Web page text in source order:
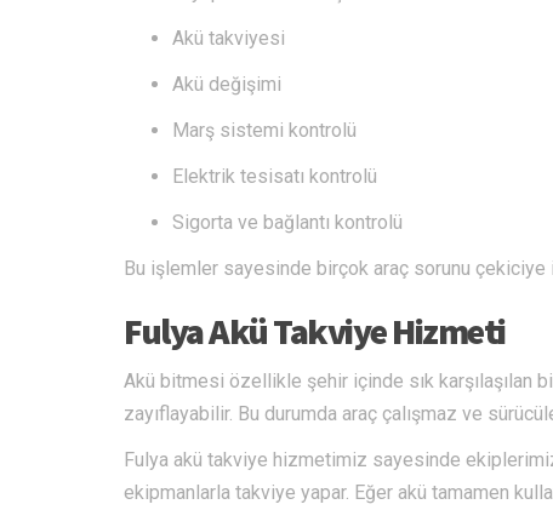
Akü takviyesi
Akü değişimi
Marş sistemi kontrolü
Elektrik tesisatı kontrolü
Sigorta ve bağlantı kontrolü
Bu işlemler sayesinde birçok araç sorunu
Fulya Akü Takviye Hizmeti
Akü bitmesi özellikle şehir içinde sık karşılaşılan
zayıflayabilir. Bu durumda araç çalışmaz ve
Fulya akü takviye hizmetimiz sayesinde
ekipmanlarla takviye yapar. Eğer akü tamamen